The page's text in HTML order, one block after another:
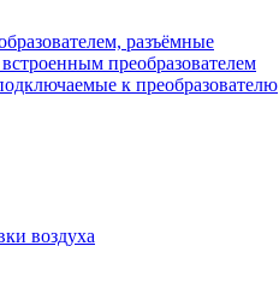
разъёмные
преобразователем
к преобразователю
воздуха